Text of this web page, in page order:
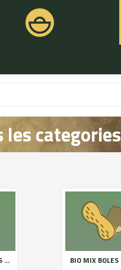
les categories
BIO IMMUNE BOLES 120G